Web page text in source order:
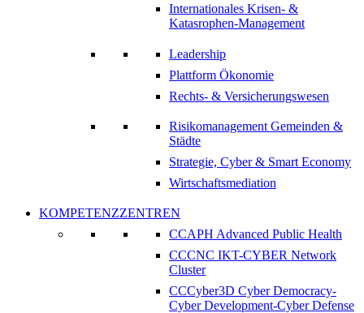
Internationales Krisen- &
Katasrophen-Management
Leadership
Plattform Ökonomie
Rechts- & Versicherungswesen
Risikomanagement Gemeinden &
Städte
Strategie, Cyber & Smart Economy
Wirtschaftsmediation
KOMPETENZZENTREN
CCAPH Advanced Public Health
CCCNC IKT-CYBER Network
Cluster
CCCyber3D Cyber Democracy-
Cyber Development-Cyber Defense